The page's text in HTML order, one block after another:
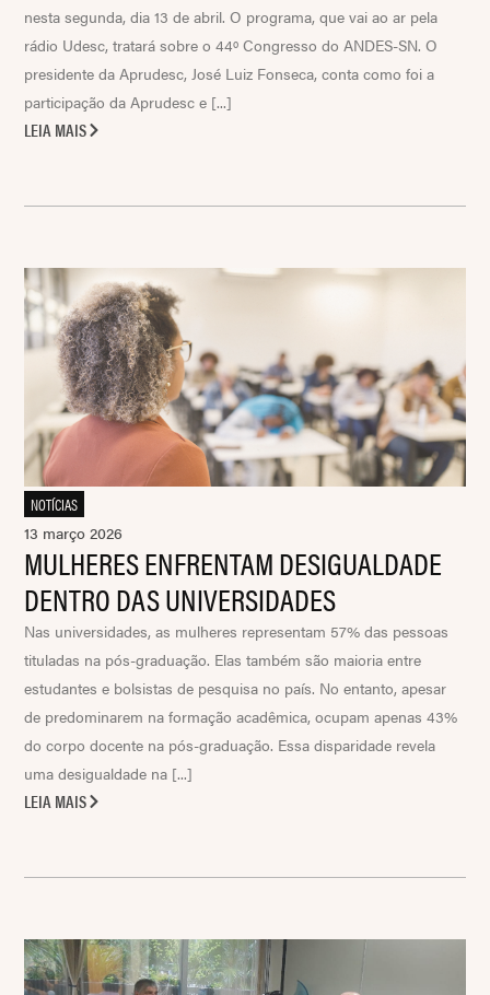
nesta segunda, dia 13 de abril. O programa, que vai ao ar pela
rádio Udesc, tratará sobre o 44º Congresso do ANDES-SN. O
presidente da Aprudesc, José Luiz Fonseca, conta como foi a
participação da Aprudesc e [...]
LEIA MAIS
NOTÍCIAS
13 março 2026
MULHERES ENFRENTAM DESIGUALDADE
DENTRO DAS UNIVERSIDADES
Nas universidades, as mulheres representam 57% das pessoas
tituladas na pós-graduação. Elas também são maioria entre
estudantes e bolsistas de pesquisa no país. No entanto, apesar
de predominarem na formação acadêmica, ocupam apenas 43%
do corpo docente na pós-graduação. Essa disparidade revela
uma desigualdade na [...]
LEIA MAIS